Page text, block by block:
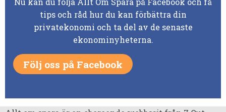
tips och råd hur du kan förbättra din
privatekonomi och ta del av de senaste
ekonominyheterna.
Följ oss på Facebook